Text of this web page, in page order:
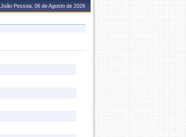
João Pessoa, 06 de Agosto de 2026